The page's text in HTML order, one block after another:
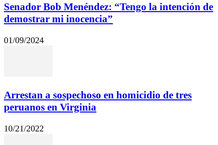
Senador Bob Menéndez: “Tengo la intención de
demostrar mi inocencia”
01/09/2024
Arrestan a sospechoso en homicidio de tres
peruanos en Virginia
10/21/2022